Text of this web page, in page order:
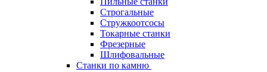
Строгальные
Стружкоотсосы
Токарные станки
Фрезерные
Шлифовальные
Станки по камню